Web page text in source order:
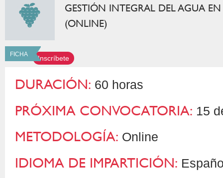
GESTIÓN INTEGRAL DEL AGUA
(ONLINE)
FICHA Inscríbete
DURACIÓN: 60 horas
PRÓXIMA CONVOCATORIA: 15
METODOLOGÍA: Online
IDIOMA DE IMPARTICIÓN: